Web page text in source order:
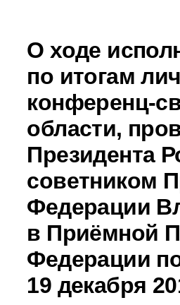
О ходе
по итогам
конференц-
области,
Президента
советником
Федерации
в Приёмной
Федерации
19 декабря